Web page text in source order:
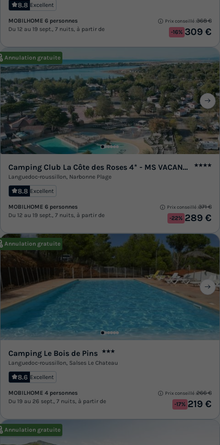
8.8 Excellent
MOBILHOME 6 personnes
Du 12 au 19 sept., 7 nuits, à partir de
Prix conseillé :368 €
-16% 309 €
Annulation gratuite
Camping Club La Côte des Roses 4* - MS VACANCES ★★★★
Languedoc-roussillon, Narbonne Plage
8.8 Excellent
MOBILHOME 6 personnes
Du 12 au 19 sept., 7 nuits, à partir de
Prix conseillé :371 €
-22% 289 €
Annulation gratuite
Camping Le Bois de Pins ★★★
Languedoc-roussillon, Salses Le Chateau
8.6 Excellent
MOBILHOME 4 personnes
Du 19 au 26 sept., 7 nuits, à partir de
Prix conseillé :266 €
-17% 219 €
Annulation gratuite